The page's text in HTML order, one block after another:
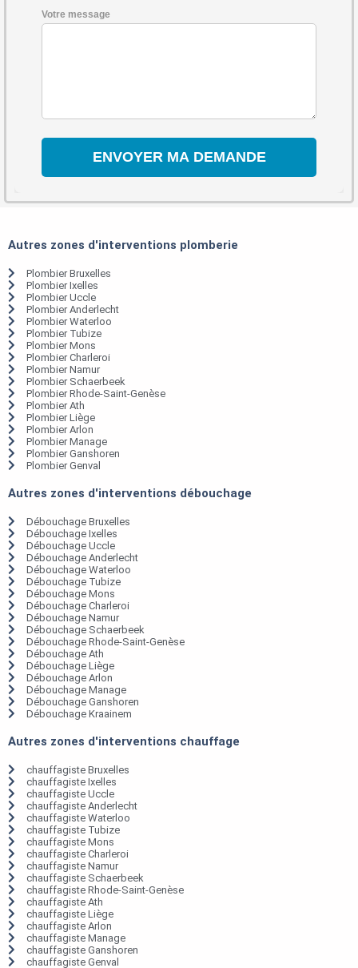
Votre message
Autres zones d'interventions plomberie
Plombier Bruxelles
Plombier Ixelles
Plombier Uccle
Plombier Anderlecht
Plombier Waterloo
Plombier Tubize
Plombier Mons
Plombier Charleroi
Plombier Namur
Plombier Schaerbeek
Plombier Rhode-Saint-Genèse
Plombier Ath
Plombier Liège
Plombier Arlon
Plombier Manage
Plombier Ganshoren
Plombier Genval
Autres zones d'interventions débouchage
Débouchage Bruxelles
Débouchage Ixelles
Débouchage Uccle
Débouchage Anderlecht
Débouchage Waterloo
Débouchage Tubize
Débouchage Mons
Débouchage Charleroi
Débouchage Namur
Débouchage Schaerbeek
Débouchage Rhode-Saint-Genèse
Débouchage Ath
Débouchage Liège
Débouchage Arlon
Débouchage Manage
Débouchage Ganshoren
Débouchage Kraainem
Autres zones d'interventions chauffage
chauffagiste Bruxelles
chauffagiste Ixelles
chauffagiste Uccle
chauffagiste Anderlecht
chauffagiste Waterloo
chauffagiste Tubize
chauffagiste Mons
chauffagiste Charleroi
chauffagiste Namur
chauffagiste Schaerbeek
chauffagiste Rhode-Saint-Genèse
chauffagiste Ath
chauffagiste Liège
chauffagiste Arlon
chauffagiste Manage
chauffagiste Ganshoren
chauffagiste Genval